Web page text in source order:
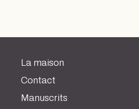
La maison
Contact
Manuscrits